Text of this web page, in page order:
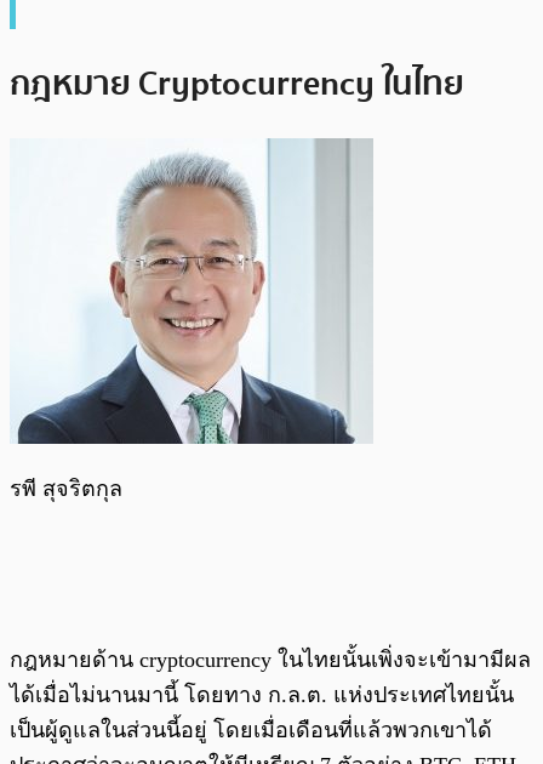
กฎหมาย Cryptocurrency ในไทย
รพี สุจริตกุล
กฎหมายด้าน cryptocurrency ในไทยนั้นเพิ่งจะเข้ามามีผล
ได้เมื่อไม่นานมานี้ โดยทาง ก.ล.ต. แห่งประเทศไทยนั้น
เป็นผู้ดูแลในส่วนนี้อยู่ โดยเมื่อเดือนที่แล้วพวกเขาได้